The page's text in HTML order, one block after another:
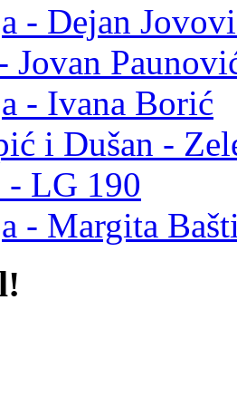
- Dejan
Jovan
- Ivana Borić
i Dušan -
LG 190
- Margita